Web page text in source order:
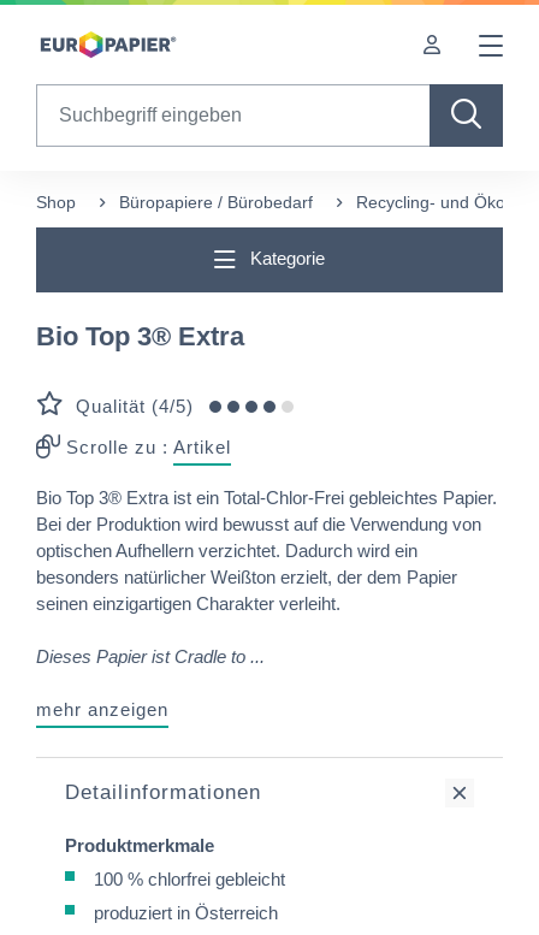
Table Of Content
Ergänzende Produkte
Diese Produkte könnten Sie auch interessieren
Shop Büropapiere / Bürobedarf Recycling- und
Kategorie
Bio Top 3® Extra
Qualität (4/5)
Scrolle zu : Artikel
Bio Top 3® Extra ist ein Total-Chlor-Frei gebleichtes Papier.
Bei der Produktion wird bewusst auf die Verwendung von
optischen Aufhellern verzichtet. Dadurch wird ein
besonders natürlicher Weißton erzielt, der dem Papier
seinen einzigartigen Charakter verleiht.
Dieses Papier ist Cradle to ...
mehr anzeigen
Detailinformationen
Produktmerkmale
100 % chlorfrei gebleicht
produziert in Österreich